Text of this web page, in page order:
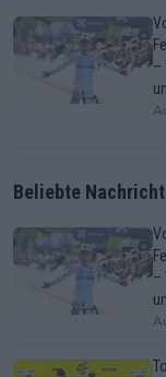
–
Beliebte
–